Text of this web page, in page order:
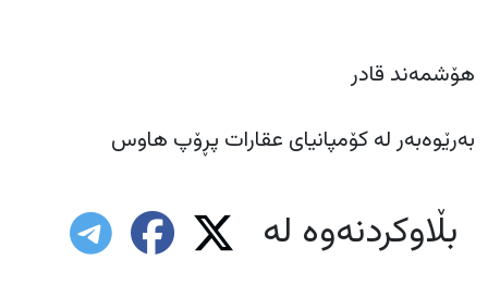
بەرێوەبەر لە کۆمپانیای عقارات پڕۆپ هاوس
بڵاوکردنەوە لە